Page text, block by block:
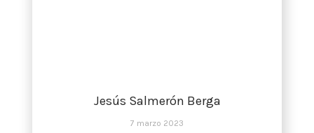
Jesús Salmerón Berga
7 marzo 2023